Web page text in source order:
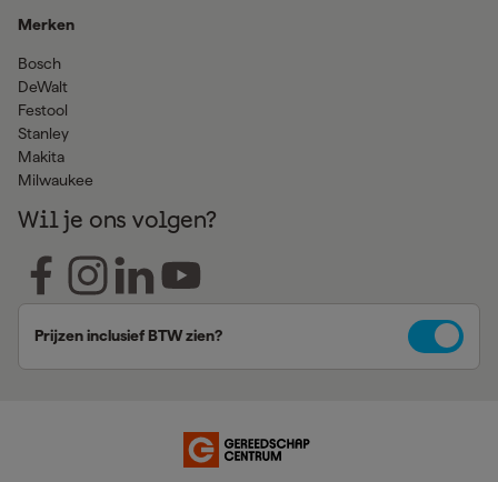
Merken
Bosch
DeWalt
Festool
Stanley
Makita
Milwaukee
Wil je ons volgen?
Prijzen inclusief BTW zien?